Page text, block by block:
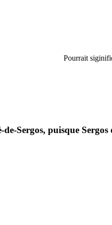
Pourrait
Sergos, puisque Sergos